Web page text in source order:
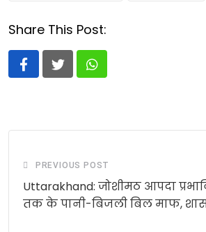
Share This Post:
Whatsapp
PREVIOUS POST
Uttarakhand: जोशीमठ आपदा
तक के पानी-बिजली बिल माफ,